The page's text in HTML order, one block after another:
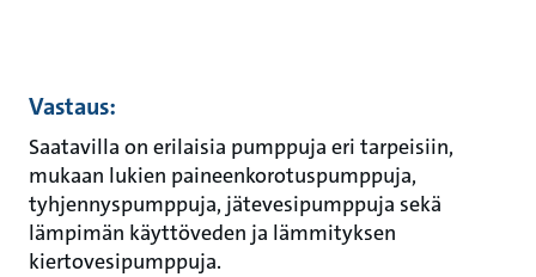
Vastaus:
Saatavilla on erilaisia pumppuja eri tarpeisiin,
mukaan lukien paineenkorotuspumppuja,
tyhjennyspumppuja, jätevesipumppuja sekä
lämpimän käyttöveden ja lämmityksen
kiertovesipumppuja.